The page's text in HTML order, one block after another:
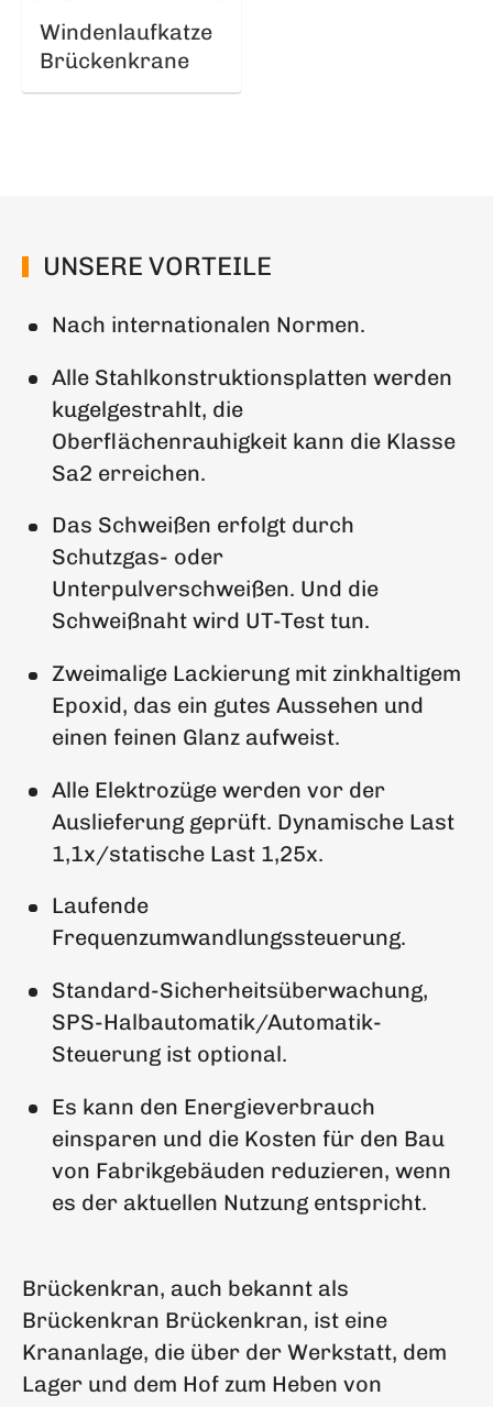
Windenlaufkatze
Brückenkrane
UNSERE VORTEILE
Nach internationalen Normen.
Alle Stahlkonstruktionsplatten werden
kugelgestrahlt, die
Oberflächenrauhigkeit kann die Klasse
Sa2 erreichen.
Das Schweißen erfolgt durch
Schutzgas- oder
Unterpulverschweißen. Und die
Schweißnaht wird UT-Test tun.
Zweimalige Lackierung mit zinkhaltigem
Epoxid, das ein gutes Aussehen und
einen feinen Glanz aufweist.
Alle Elektrozüge werden vor der
Auslieferung geprüft. Dynamische Last
1,1x/statische Last 1,25x.
Laufende
Frequenzumwandlungssteuerung.
Standard-Sicherheitsüberwachung,
SPS-Halbautomatik/Automatik-
Steuerung ist optional.
Es kann den Energieverbrauch
einsparen und die Kosten für den Bau
von Fabrikgebäuden reduzieren, wenn
es der aktuellen Nutzung entspricht.
Brückenkran, auch bekannt als
Brückenkran Brückenkran, ist eine
Krananlage, die über der Werkstatt, dem
Lager und dem Hof zum Heben von